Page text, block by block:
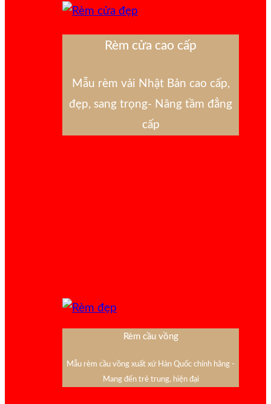
Rèm cửa cao cấp
Mẫu rèm vải Nhật Bản cao cấp,
đẹp, sang trọng- Nâng tầm đẳng
cấp
Rèm cầu vồng
Mẫu rèm cầu vồng xuất xứ Hàn Quốc chính hãng -
Mang đến trẻ trung, hiện đại